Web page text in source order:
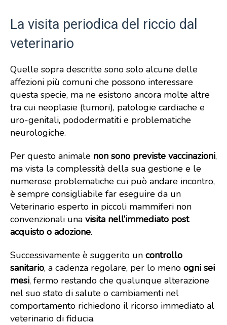
La visita periodica del riccio dal
veterinario
Quelle sopra descritte sono solo alcune delle
affezioni più comuni che possono interessare
questa specie, ma ne esistono ancora molte altre
tra cui neoplasie (tumori), patologie cardiache e
uro-genitali, pododermatiti e problematiche
neurologiche.
Per questo animale non sono previste vaccinazioni,
ma vista la complessità della sua gestione e le
numerose problematiche cui può andare incontro,
è sempre consigliabile far eseguire da un
Veterinario esperto in piccoli mammiferi non
convenzionali una visita nell’immediato post
acquisto o adozione.
Successivamente è suggerito un controllo
sanitario, a cadenza regolare, per lo meno ogni sei
mesi, fermo restando che qualunque alterazione
nel suo stato di salute o cambiamenti nel
comportamento richiedono il ricorso immediato al
veterinario di fiducia.